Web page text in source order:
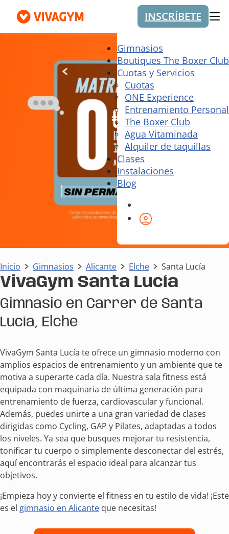
INSCRÍBETE
Gimnasios
Boutiques The Boxer Club
Cuotas y Servicios
Cuotas
ONE Experience
Entrenamiento Personal
The Boxer Club
Agua Vitaminada
Alquiler de taquillas
Clases
Instalaciones
Blog
Inicio Gimnasios Alicante Elche Santa Lucía
VivaGym Santa Lucía
Gimnasio en Carrer de Santa
Lucía, Elche
VivaGym Santa Lucía te ofrece un gimnasio moderno con
amplios espacios de entrenamiento y un ambiente que te
motiva a superarte cada día. Nuestra sala fitness está
equipada con maquinaria de última generación para
entrenamiento de fuerza, cardiovascular y funcional.
Además, puedes unirte a una gran variedad de clases
dirigidas como Cycling, GAP y Pilates, adaptadas a todos
los niveles. Ya sea que busques mejorar tu resistencia,
tonificar tu cuerpo o simplemente desconectar del estrés,
aquí encontrarás el espacio ideal para alcanzar tus
objetivos.
¡Empieza hoy y convierte el fitness en tu estilo de vida! ¡Este
es el gimnasio en Alicante que necesitas!